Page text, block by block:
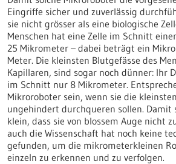
Eingriffe sicher und zuverlässig
sie nicht grösser als eine biologische
Menschen hat eine Zelle im Schnitt
25 Mikrometer – dabei beträgt ein
Meter. Die kleinsten Blutgefässe des
Kapillaren, sind sogar noch dünner: Ihr
im Schnitt nur 8 Mikrometer.
Mikroroboter sein, wenn sie die
ungehindert durchqueren sollen. Damit
klein, dass sie von blossem Auge nicht
auch die Wissenschaft hat noch keine
gefunden, um die mikrometerkleinen
einzeln zu erkennen und zu verfolgen.